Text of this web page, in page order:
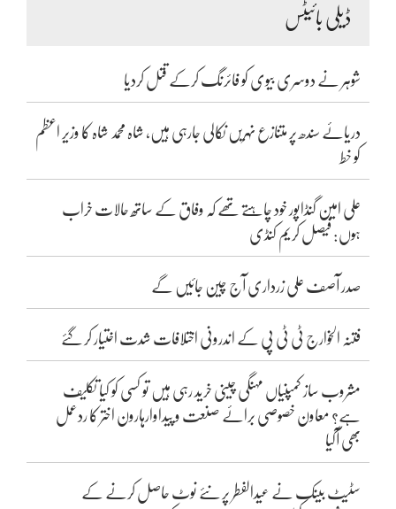
ڈیلی بائیٹس
شوہر نے دوسری بیوی کو فائرنگ کرکے قتل کردیا
دریائے سندھ پر متنازع نہریں نکالی جارہی ہیں، شاہ محمد شاہ کا وزیر اعظم
کو خط
علی امین گنڈاپور خود چاہتے تھے کہ وفاق کے ساتھ حالات خراب
ہوں: فیصل کریم کنڈی
صدر آصف علی زرداری آج چین جائیں گے
فتنہ الخوارج ٹی ٹی پی کے اندرونی اختلافات شدت اختیار کر گئے
مشروب ساز کمپنیاں مہنگی چینی خرید رہی ہیں تو کسی کو کیا تکلیف
ہے؟ معاون خصوصی برائے صنعت و پیداوارہارون اختر کا ردعمل
بھی آگیا
سٹیٹ بینک نے عیدالفطر پر نئے نوٹ حاصل کرنے کے